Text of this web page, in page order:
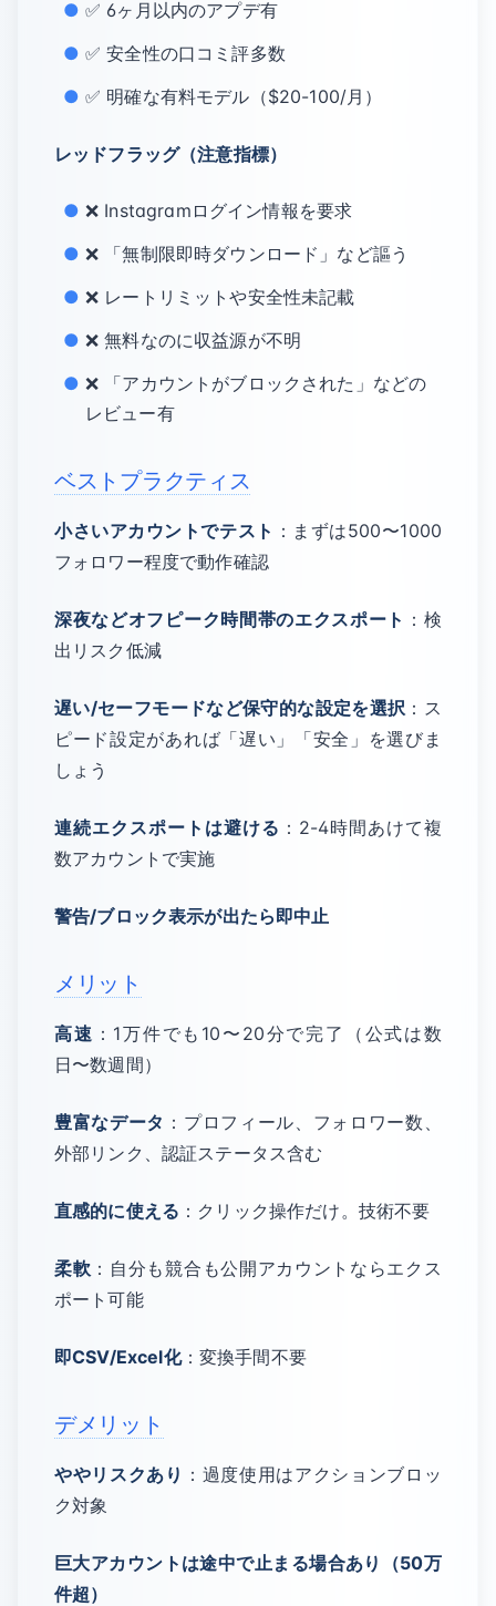
✅ 6ヶ月以内のアプデ有
✅ 安全性の口コミ評多数
✅ 明確な有料モデル（$20-100/月）
レッドフラッグ（注意指標）
❌ Instagramログイン情報を要求
❌ 「無制限即時ダウンロード」など謳う
❌ レートリミットや安全性未記載
❌ 無料なのに収益源が不明
❌ 「アカウントがブロックされた」などの
レビュー有
ベストプラクティス
小さいアカウントでテスト ：まずは500〜1000
フォロワー程度で動作確認
深夜などオフピーク時間帯のエクスポート ：検
出リスク低減
遅い/セーフモードなど保守的な設定を選択 ：ス
ピード設定があれば「遅い」「安全」を選びま
しょう
連続エクスポートは避ける ：2-4時間あけて複
数アカウントで実施
警告/ブロック表示が出たら即中止
メリット
高速 ：1万件でも10〜20分で完了（公式は数
日〜数週間）
豊富なデータ ：プロフィール、フォロワー数、
外部リンク、認証ステータス含む
直感的に使える ：クリック操作だけ。技術不要
柔軟 ：自分も競合も公開アカウントならエクス
ポート可能
即CSV/Excel化：変換手間不要
デメリット
ややリスクあり ：過度使用はアクションブロッ
ク対象
巨大アカウントは途中で止まる場合あり（50万
件超）